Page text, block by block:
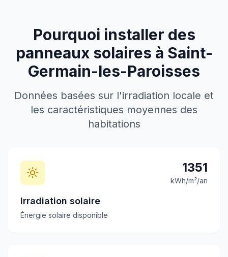
Pourquoi installer des
panneaux solaires à Saint-
Germain-les-Paroisses
Données basées sur l'irradiation locale et
les caractéristiques moyennes des
habitations
1351
kWh/m²/an
Irradiation solaire
Énergie solaire disponible